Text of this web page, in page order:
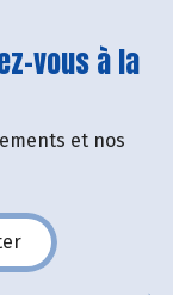
vous à la
et nos